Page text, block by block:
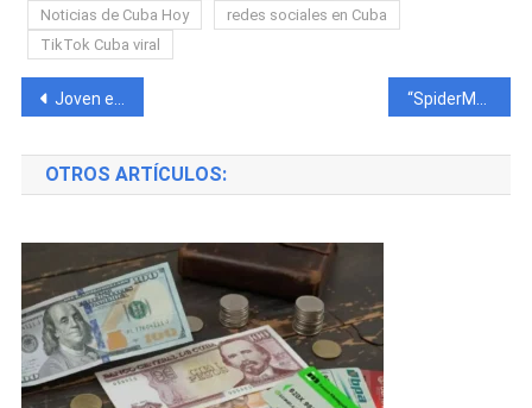
Noticias de Cuba Hoy
redes sociales en Cuba
TikTok Cuba viral
Navegación
de
entradas
Joven es asesinado tras salir a comprar cerveza el día de las Madres en Matanzas
OTROS ARTÍCULOS: